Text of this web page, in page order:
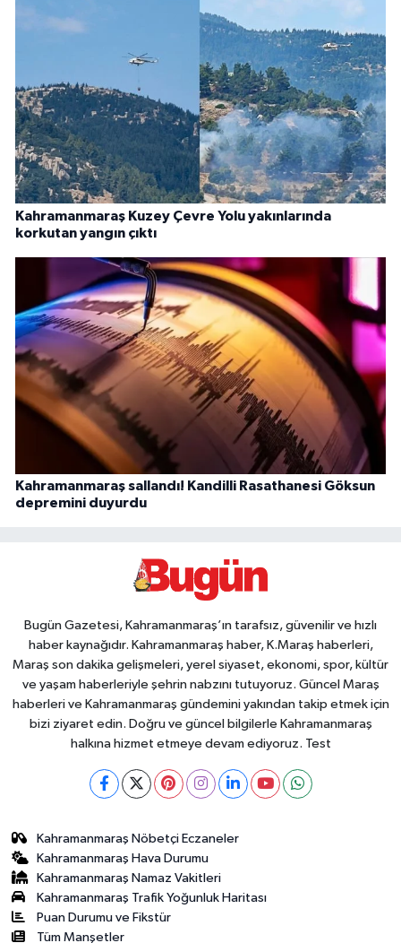
Kahramanmaraş Kuzey Çevre Yolu yakınlarında
korkutan yangın çıktı
Kahramanmaraş sallandı! Kandilli Rasathanesi Göksun
depremini duyurdu
Bugün Gazetesi, Kahramanmaraş’ın tarafsız, güvenilir ve hızlı
haber kaynağıdır. Kahramanmaraş haber, K.Maraş haberleri,
Maraş son dakika gelişmeleri, yerel siyaset, ekonomi, spor, kültür
ve yaşam haberleriyle şehrin nabzını tutuyoruz. Güncel Maraş
haberleri ve Kahramanmaraş gündemini yakından takip etmek için
bizi ziyaret edin. Doğru ve güncel bilgilerle Kahramanmaraş
halkına hizmet etmeye devam ediyoruz. Test
Kahramanmaraş Nöbetçi Eczaneler
Kahramanmaraş Hava Durumu
Kahramanmaraş Namaz Vakitleri
Kahramanmaraş Trafik Yoğunluk Haritası
Puan Durumu ve Fikstür
Tüm Manşetler